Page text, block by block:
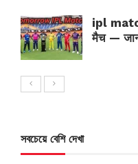
ipl
मैच —
সবচেয়ে বেশি দেখা